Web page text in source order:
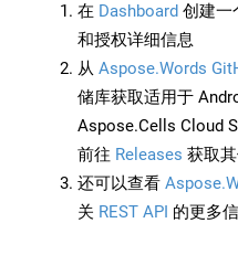
在 Dashboard 创建一
和授权详细信息
从 Aspose.Words
储库获取适用于
Aspose.Cells Cloud
前往 Releases 获取其
还可以查看
关 REST API 的更多信